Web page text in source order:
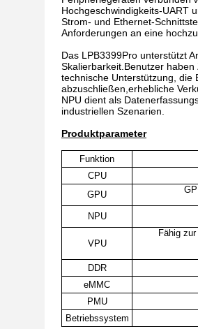
Hochgeschwindigkeits-UART
Strom- und Ethernet-
Anforderungen an eine
Das LPB3399Pro unterstützt
Skalierbarkeit.Benutzer
technische Unterstützung, die
abzuschließen,erhebliche
NPU dient als
industriellen Szenarien.
Produktparameter
Funktion
CPU
GPU
NPU
VPU
Fähig
DDR
eMMC
PMU
Betriebssystem